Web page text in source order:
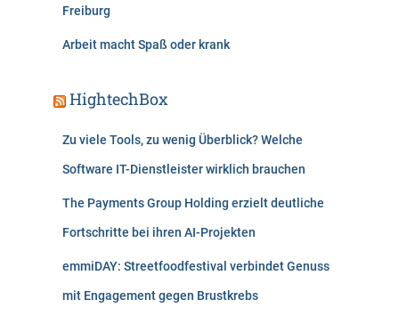
Freiburg
Arbeit macht Spaß oder krank
HightechBox
Zu viele Tools, zu wenig Überblick? Welche
Software IT-Dienstleister wirklich brauchen
The Payments Group Holding erzielt deutliche
Fortschritte bei ihren AI-Projekten
emmiDAY: Streetfoodfestival verbindet Genuss
mit Engagement gegen Brustkrebs